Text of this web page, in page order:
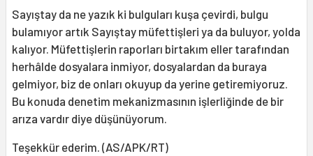
Sayıştay da ne yazık ki bulguları kuşa çevirdi, bulgu
bulamıyor artık Sayıştay müfettişleri ya da buluyor, yolda
kalıyor. Müfettişlerin raporları birtakım eller tarafından
herhâlde dosyalara inmiyor, dosyalardan da buraya
gelmiyor, biz de onları okuyup da yerine getiremiyoruz.
Bu konuda denetim mekanizmasının işlerliğinde de bir
arıza vardır diye düşünüyorum.
Teşekkür ederim. (AS/APK/RT)